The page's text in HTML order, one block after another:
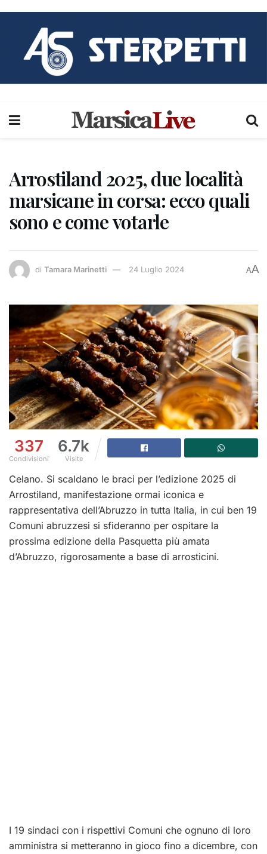
Arrostiland 2025, due località
marsicane in corsa: ecco quali
sono e come votarle
di Tamara Marinetti 24 Luglio 2024 AA
337
Condivisioni
6.7k
Visite
Celano. Si scaldano le braci per l’edizione 2025 di
Arrostiland, manifestazione ormai iconica e
rappresentativa dell’Abruzzo in tutta Italia, in cui ben 19
Comuni abruzzesi si sfideranno per ospitare la
prossima edizione della Pasquetta più amata
d’Abruzzo, rigorosamente a base di arrosticini.
I 19 sindaci con i rispettivi Comuni che ognuno di loro
amministra si metteranno in gioco fino a dicembre, con